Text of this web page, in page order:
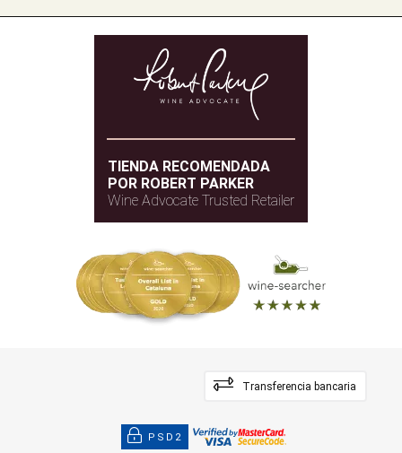
TIENDA RECOMENDADA
POR ROBERT PARKER
Wine Advocate Trusted Retailer
Transferencia bancaria
PSD2